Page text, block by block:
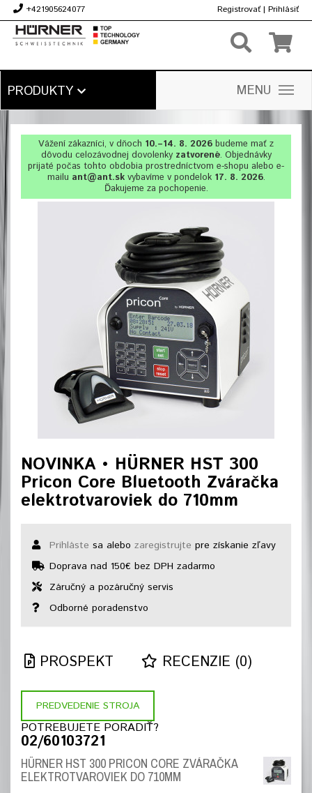
+421905624077 Registrovať | Prihlásiť
PRODUKTY MENU
Vážení zákazníci, v dňoch 10.–14. 8. 2026 budeme mať z
dôvodu celozávodnej dovolenkyzatvorené. Objednávky
prijaté počas tohto obdobia prostredníctvom e-shopu alebo e-
mailu ant@ant.skvybavíme v pondelok 17. 8. 2026.
Ďakujeme za pochopenie.
NOVINKA • HÜRNER HST 300
Pricon Core Bluetooth Zváračka
elektrotvaroviek do 710mm
Prihláste sa alebo zaregistrujte pre získanie zľavy
Doprava nad 150€ bez DPH zadarmo
Záručný a pozáručný servis
Odborné poradenstvo
PROSPEKT RECENZIE (0)
PREDVEDENIE STROJA
POTREBUJETE PORADIŤ?
02/60103721
HÜRNER HST 300 PRICON CORE ZVÁRAČKA
ELEKTROTVAROVIEK DO 710MM